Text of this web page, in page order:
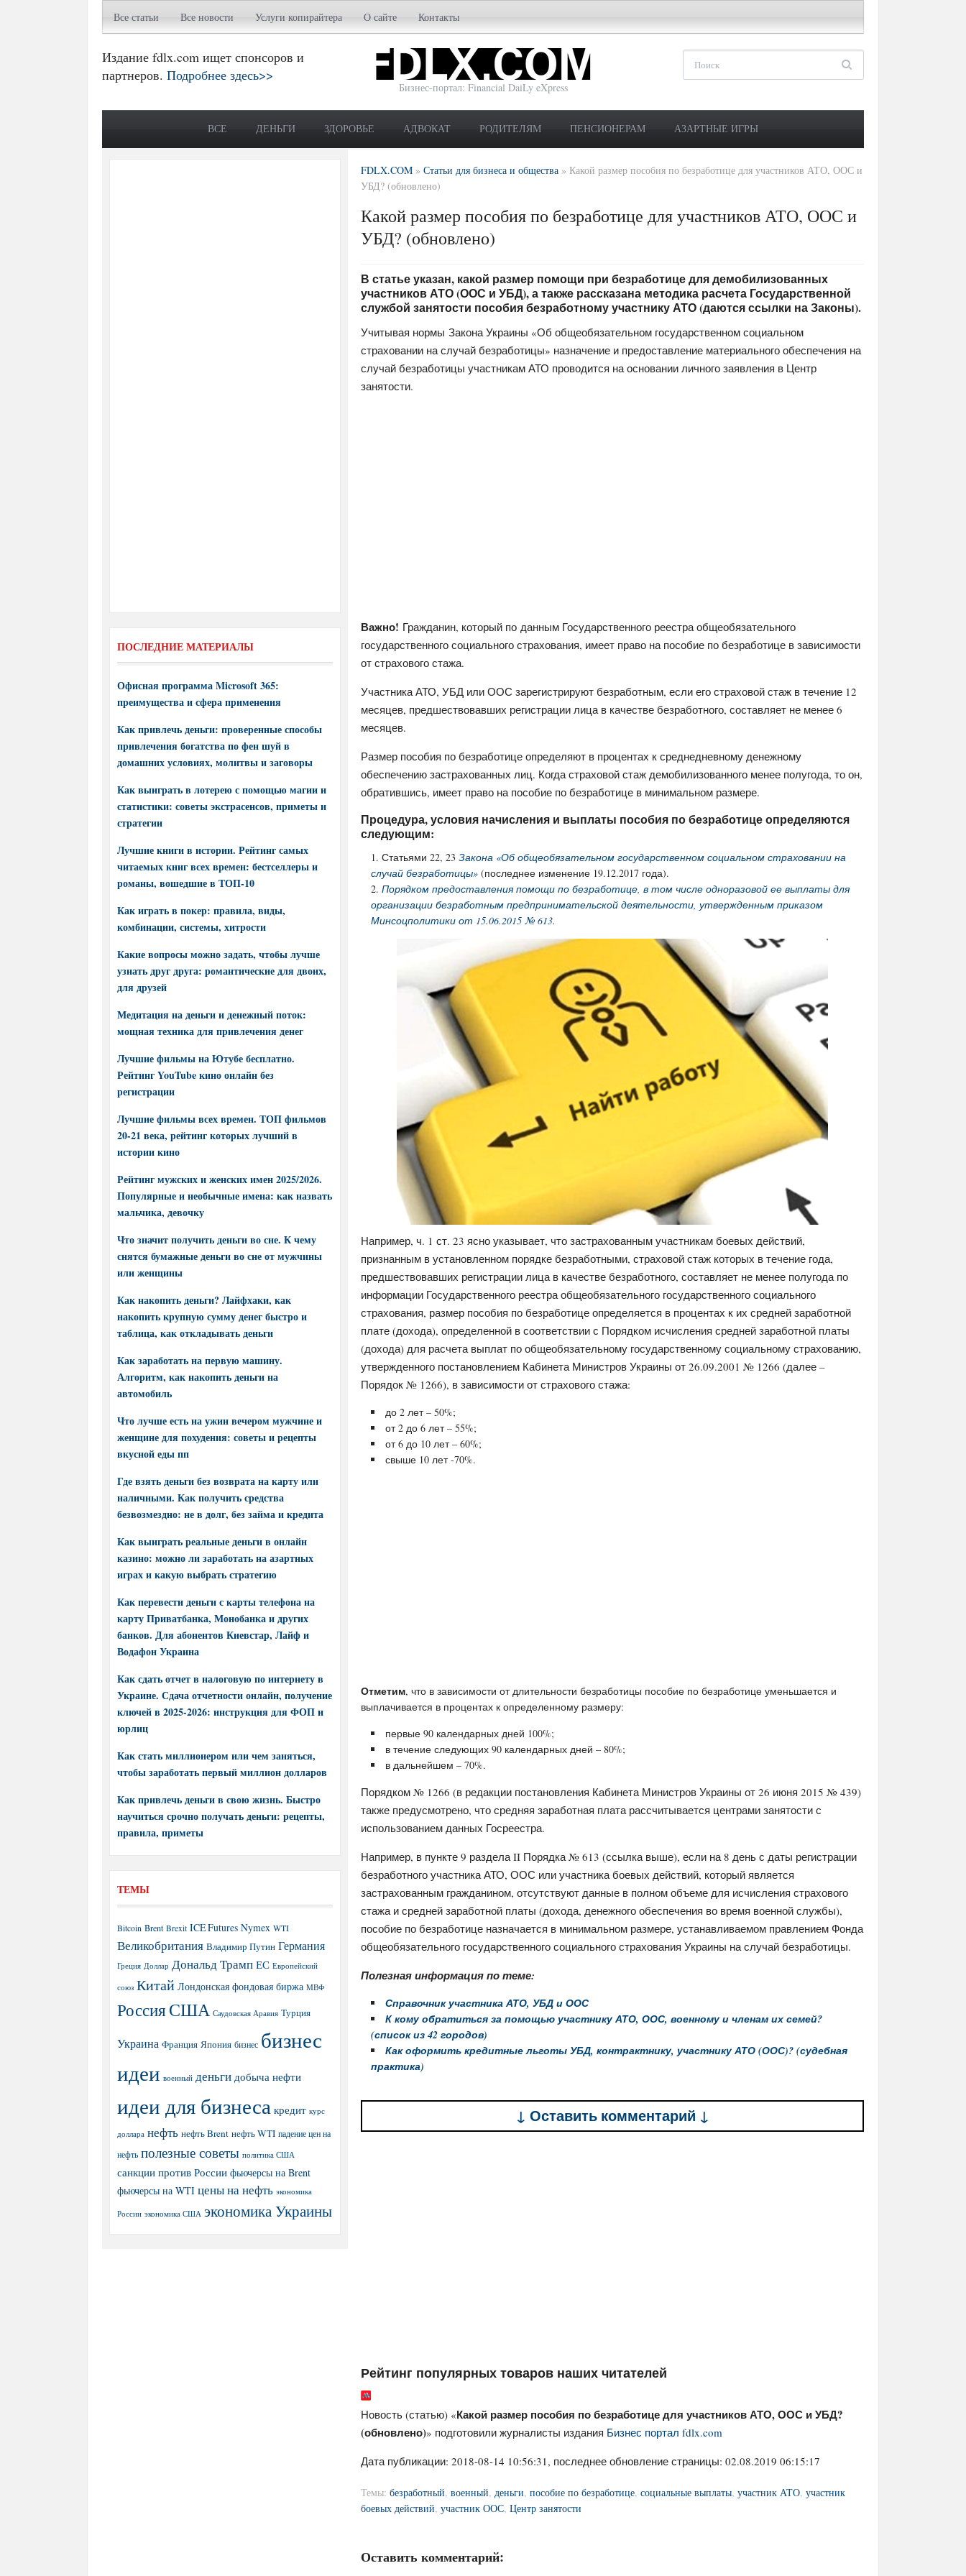
Все статьи Все новости Услуги копирайтера О сайте Контакты
Издание fdlx.com ищет спонсоров и
партнеров. Подробнее здесь>>
Бизнес-портал: Financial DaiLy eXpress
ВСЕ ДЕНЬГИ ЗДОРОВЬЕ АДВОКАТ РОДИТЕЛЯМ ПЕНСИОНЕРАМ АЗАРТНЫЕ ИГРЫ
FDLX.COM » Статьи для бизнеса и общества » Какой размер пособия по безработице для участников АТО, ООС и
УБД? (обновлено)
Какой размер пособия по безработице для участников АТО, ООС и
УБД? (обновлено)
В статье указан, какой размер помощи при безработице для демобилизованных
участников АТО (ООС и УБД), а также рассказана методика расчета Государственной
службой занятости пособия безработному участнику АТО (даются ссылки на Законы).
Учитывая нормы Закона Украины «Об общеобязательном государственном социальном
страховании на случай безработицы» назначение и предоставление материального обеспечения на
случай безработицы участникам АТО проводится на основании личного заявления в Центр
занятости.
Важно! Гражданин, который по данным Государственного реестра общеобязательного
государственного социального страхования, имеет право на пособие по безработице в зависимости
от страхового стажа.
Участника АТО, УБД или ООС зарегистрируют безработным, если его страховой стаж в течение 12
месяцев, предшествовавших регистрации лица в качестве безработного, составляет не менее 6
месяцев.
Размер пособия по безработице определяют в процентах к среднедневному денежному
обеспечению застрахованных лиц. Когда страховой стаж демобилизованного менее полугода, то он,
обратившись, имеет право на пособие по безработице в минимальном размере.
Процедура, условия начисления и выплаты пособия по безработице определяются
следующим:
Статьями 22, 23 Закона «Об общеобязательном государственном социальном страховании на
случай безработицы» (последнее изменение 19.12.2017 года).
Порядком предоставления помощи по безработице, в том числе одноразовой ее выплаты для
организации безработным предпринимательской деятельности, утвержденным приказом
Минсоцполитики от 15.06.2015 № 613.
Например, ч. 1 ст. 23 ясно указывает, что застрахованным участникам боевых действий,
признанным в установленном порядке безработными, страховой стаж которых в течение года,
предшествовавших регистрации лица в качестве безработного, составляет не менее полугода по
информации Государственного реестра общеобязательного государственного социального
страхования, размер пособия по безработице определяется в процентах к их средней заработной
плате (дохода), определенной в соответствии с Порядком исчисления средней заработной платы
(дохода) для расчета выплат по общеобязательному государственному социальному страхованию,
утвержденного постановлением Кабинета Министров Украины от 26.09.2001 № 1266 (далее –
Порядок № 1266), в зависимости от страхового стажа:
до 2 лет – 50%;
от 2 до 6 лет – 55%;
от 6 до 10 лет – 60%;
свыше 10 лет -70%.
Отметим, что в зависимости от длительности безработицы пособие по безработице уменьшается и
выплачивается в процентах к определенному размеру:
первые 90 календарных дней 100%;
в течение следующих 90 календарных дней – 80%;
в дальнейшем – 70%.
Порядком № 1266 (в редакции постановления Кабинета Министров Украины от 26 июня 2015 № 439)
также предусмотрено, что средняя заработная плата рассчитывается центрами занятости с
использованием данных Госреестра.
Например, в пункте 9 раздела II Порядка № 613 (ссылка выше), если на 8 день с даты регистрации
безработного участника АТО, ООС или участника боевых действий, который является
застрахованным гражданином, отсутствуют данные в полном объеме для исчисления страхового
стажа и средней заработной платы (дохода, денежного обеспечения во время военной службы),
пособие по безработице назначается в минимальном размере, устанавливаемом правлением Фонда
общеобязательного государственного социального страхования Украины на случай безработицы.
Полезная информация по теме:
Справочник участника АТО, УБД и ООС
К кому обратиться за помощью участнику АТО, ООС, военному и членам их семей?
(список из 42 городов)
Как оформить кредитные льготы УБД, контрактнику, участнику АТО (ООС)? (судебная
практика)
↓ Оставить комментарий ↓
Рейтинг популярных товаров наших читателей
Новость (статью) «Какой размер пособия по безработице для участников АТО, ООС и УБД?
(обновлено)» подготовили журналисты издания Бизнес портал fdlx.com
Дата публикации: 2018-08-14 10:56:31, последнее обновление страницы: 02.08.2019 06:15:17
Темы: безработный, военный, деньги, пособие по безработице, социальные выплаты, участник АТО, участник
боевых действий, участник ООС, Центр занятости
Оставить комментарий:
ПОСЛЕДНИЕ МАТЕРИАЛЫ
Офисная программа Microsoft 365:
преимущества и сфера применения
Как привлечь деньги: проверенные способы
привлечения богатства по фен шуй в
домашних условиях, молитвы и заговоры
Как выиграть в лотерею с помощью магии и
статистики: советы экстрасенсов, приметы и
стратегии
Лучшие книги в истории. Рейтинг самых
читаемых книг всех времен: бестселлеры и
романы, вошедшие в ТОП-10
Как играть в покер: правила, виды,
комбинации, системы, хитрости
Какие вопросы можно задать, чтобы лучше
узнать друг друга: романтические для двоих,
для друзей
Медитация на деньги и денежный поток:
мощная техника для привлечения денег
Лучшие фильмы на Ютубе бесплатно.
Рейтинг YouTube кино онлайн без
регистрации
Лучшие фильмы всех времен. ТОП фильмов
20-21 века, рейтинг которых лучший в
истории кино
Рейтинг мужских и женских имен 2025/2026.
Популярные и необычные имена: как назвать
мальчика, девочку
Что значит получить деньги во сне. К чему
снятся бумажные деньги во сне от мужчины
или женщины
Как накопить деньги? Лайфхаки, как
накопить крупную сумму денег быстро и
таблица, как откладывать деньги
Как заработать на первую машину.
Алгоритм, как накопить деньги на
автомобиль
Что лучше есть на ужин вечером мужчине и
женщине для похудения: советы и рецепты
вкусной еды пп
Где взять деньги без возврата на карту или
наличными. Как получить средства
безвозмездно: не в долг, без займа и кредита
Как выиграть реальные деньги в онлайн
казино: можно ли заработать на азартных
играх и какую выбрать стратегию
Как перевести деньги с карты телефона на
карту Приватбанка, Монобанка и других
банков. Для абонентов Киевстар, Лайф и
Водафон Украина
Как сдать отчет в налоговую по интернету в
Украине. Сдача отчетности онлайн, получение
ключей в 2025-2026: инструкция для ФОП и
юрлиц
Как стать миллионером или чем заняться,
чтобы заработать первый миллион долларов
Как привлечь деньги в свою жизнь. Быстро
научиться срочно получать деньги: рецепты,
правила, приметы
ТЕМЫ
Bitcoin Brent Brexit ICE Futures Nymex WTI
Великобритания Владимир Путин Германия
Греция Доллар Дональд Трамп ЕС Европейский
союз Китай Лондонская фондовая биржа МВФ
РоссияСША Саудовская Аравия Турция
Украина Франция Япония бизнес бизнес
идеи военный деньги добыча нефти
идеи для бизнеса кредит курс
доллара нефть нефть Brent нефть WTI падение цен на
нефть полезные советы политика США
санкции против России фьючерсы на Brent
фьючерсы на WTI цены на нефть экономика
России экономика США экономика Украины